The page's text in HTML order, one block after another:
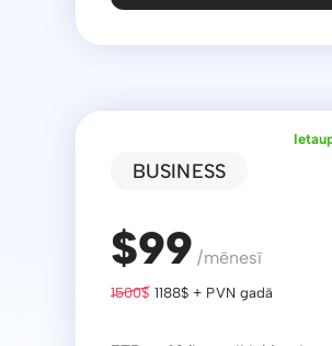
BUSINESS
$99 /mēnesī
1500$1188$ + PVN gadā